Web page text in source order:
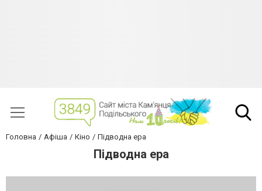
Головна Афіша Кіно Підводна ера
Підводна ера